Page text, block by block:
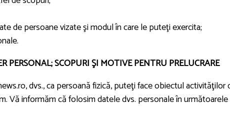
de persoane vizate şi modul în care le puteţi exercita;
PERSONAL; SCOPURI ŞI MOTIVE PENTRU PRELUCRARE
dvs., ca persoană fizică, puteţi face obiectul activităţilor
Vă informăm că folosim datele dvs. personale în următoarele